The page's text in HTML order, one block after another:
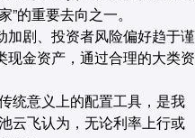
的重要去向之一。
加剧、投资者风险偏好趋于谨
金资产，通过合理的大类资
统意义上的配置工具，是我
云飞认为，无论利率上行或